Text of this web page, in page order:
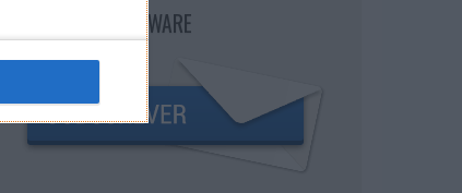
NEWSLETTER PPLWARE